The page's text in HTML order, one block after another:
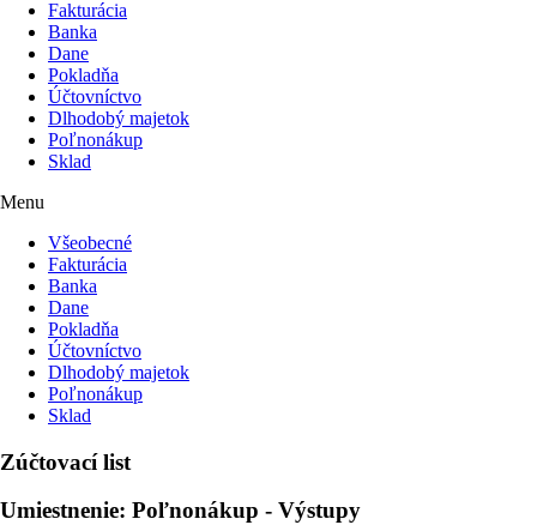
Fakturácia
Banka
Dane
Pokladňa
Účtovníctvo
Dlhodobý majetok
Poľnonákup
Sklad
Menu
Všeobecné
Fakturácia
Banka
Dane
Pokladňa
Účtovníctvo
Dlhodobý majetok
Poľnonákup
Sklad
Zúčtovací list
Umiestnenie: Poľnonákup - Výstupy